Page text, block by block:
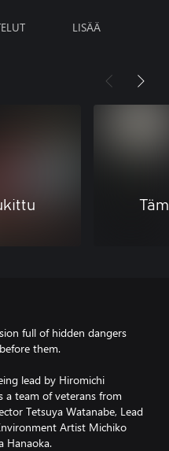
LISÄÄ
full of hidden dangers
them.
lead by Hiromichi
a team of veterans from
Tetsuya Watanabe, Lead
Artist Michiko
Hanaoka.